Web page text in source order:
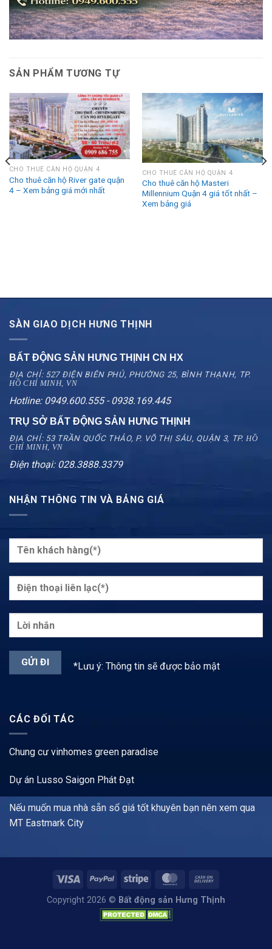
SẢN PHẨM TƯƠNG TỰ
CHO THUÊ CĂN HỘ QUẬN 4
Cho thuê căn hộ River gate quận
4 – Xem bảng giá mới nhất
CHO THUÊ CĂN HỘ QUẬN 4
Cho thuê căn hộ Masteri
Millennium Quận 4 giá tốt nhất –
Xem bảng giá
SÀN GIAO DỊCH HƯNG THỊNH
BẤT ĐỘNG SẢN HƯNG THỊNH CN HX
ĐỊA CHỈ: 527 ĐIỆN BIÊN PHỦ, PHƯỜNG 25, BÌNH THẠNH, TP.
HỒ CHÍ MINH, VN
Hotline: 0949.600.555 - 0938.169.445
TRỤ SỞ BẤT ĐỘNG SẢN HƯNG THỊNH
ĐỊA CHỈ: 53 TRẦN QUỐC THẢO, P. VÕ THỊ SÁU, QUẬN 3, TP.HỒ
CHÍ MINH, VN
Điện thoại: 028.3888.3379
NHẬN THÔNG TIN VÀ BẢNG GIÁ
*Lưu ý: Thông tin sẽ được bảo mật
CÁC ĐỐI TÁC
Chung cư vinhomes green paradise
Dự án Lusso Saigon Phát Đạt
Nếu muốn mua nhà sẵn sổ giá tốt khuyên bạn nên xem qua
MT Eastmark City
Copyright 2026 © Bất động sản Hưng Thịnh